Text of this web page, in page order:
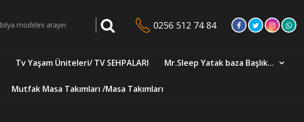
0256 512 74 84
Tv Yaşam Üniteleri/ TV SEHPALARI Mr.Sleep Yatak baza Başlık...
Mutfak Masa Takımları /Masa Takımları